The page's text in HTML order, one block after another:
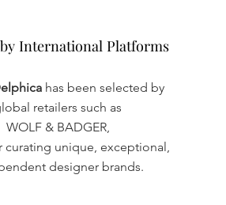
International Platforms
International Platforms
has been selected by
retailers such as
WOLF & BADGER,
curating unique, exceptional,
designer brands.